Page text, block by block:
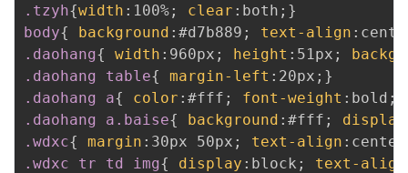
.tzyh{width : 100%; clear : both ; }
body{ background : #d7b889 ; text-align :
.daohang{ width : 960px ; height : 51px ;
.daohang table{ margin-left : 20px ; }
.daohang a{ color : #fff ; font-weight : bold ;
.daohang a.baise{ background : #fff ; display
.wdxc{ margin : 30px 50px ; text-align : center
.wdxc tr td img{ display : block ; text-align